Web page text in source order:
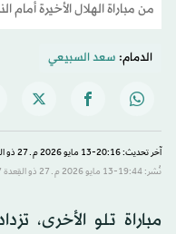
من مباراة الهلال الأخيرة
الدمام: سعد السبيعي
آخر تحديث: 20:16-13 مايو 2026 م ـ 27 ذو القِعدة 1447 هـ
نُشر: 19:44-13 مايو 2026 م ـ 27 ذو القِعدة 1447 هـ
مباراة تلو الأخرى،